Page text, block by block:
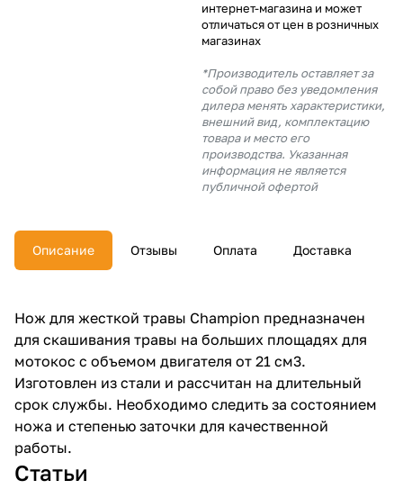
интернет-магазина и может
отличаться от цен в розничных
магазинах
*Производитель оставляет за
собой право без уведомления
дилера менять характеристики,
внешний вид, комплектацию
товара и место его
производства. Указанная
информация не является
публичной офертой
Описание Отзывы Оплата Доставка
Нож для жесткой травы Champion предназначен
для скашивания травы на больших площадях для
мотокос с объемом двигателя от 21 см3.
Изготовлен из стали и рассчитан на длительный
срок службы. Необходимо следить за состоянием
ножа и степенью заточки для качественной
работы.
Статьи
% будут
с вашей карты
plait.ru